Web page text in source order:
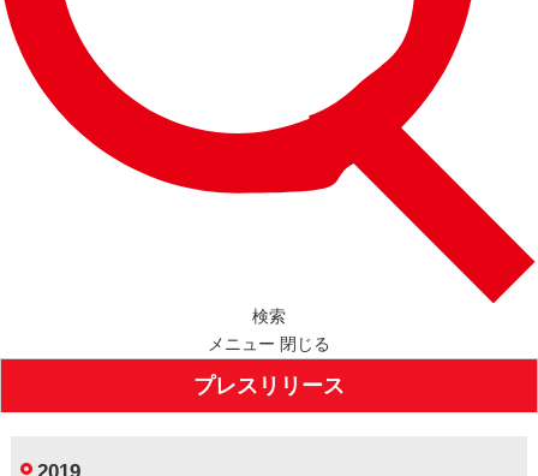
検索
メニュー 閉じる
プレスリリース
2019